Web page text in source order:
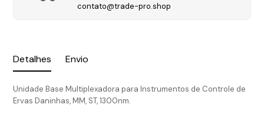
Detalhes Envio
Unidade Base Multiplexadora para Instrumentos de Controle de
Ervas Daninhas, MM, ST, 1300nm.
contato@trade-pro.shop